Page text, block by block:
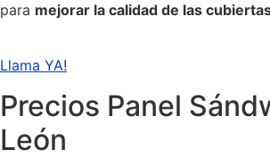
para mejorar la calidad de las
Llama YA!
Precios Panel
León